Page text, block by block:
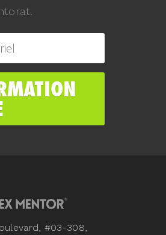
#03-308,